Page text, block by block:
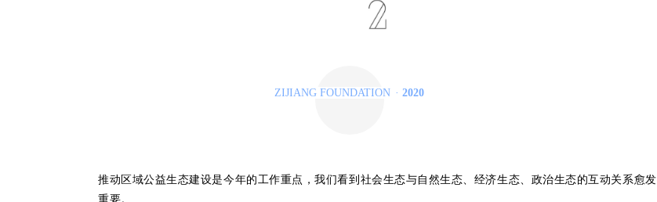
ZIJIANG FOUNDATION · 2020
推动区域公益生态建设是今年的工作重点，我们看到社会生态与自然生态、经济生态、政治生态的互动关系愈发
重要。